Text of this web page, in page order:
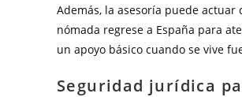
Además, la asesoría puede
nómada regrese a España para
un apoyo básico cuando se vive
Seguridad jurídica